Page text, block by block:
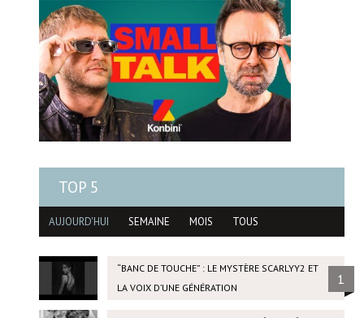
TOP 5
AUJOURD'HUI SEMAINE MOIS TOUS
“BANC DE TOUCHE” : LE MYSTÈRE SCARLYY2 ET
LA VOIX D’UNE GÉNÉRATION
1